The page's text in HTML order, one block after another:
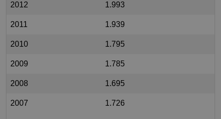
2012 1.993
2011 1.939
2010 1.795
2009 1.785
2008 1.695
2007 1.726